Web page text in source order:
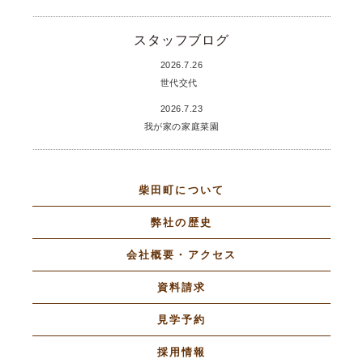
スタッフブログ
2026.7.26
世代交代
2026.7.23
我が家の家庭菜園
柴田町について
弊社の歴史
会社概要・アクセス
資料請求
見学予約
採用情報